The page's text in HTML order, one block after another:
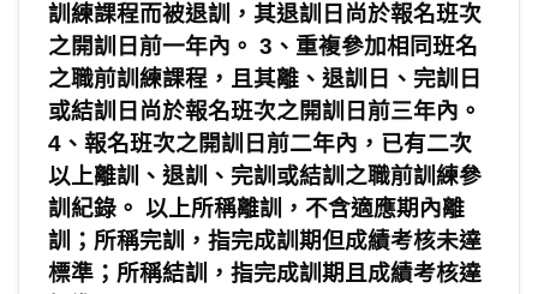
訓練課程而被退訓，其退訓日尚於報名班次
之開訓日前一年內。 3 、重複參加相同班名
之職前訓練課程，且其離、退訓日、完訓日
或結訓日尚於報名班次之開訓日前三年內。
4 、報名班次之開訓日前二年內，已有二次
以上離訓、退訓、完訓或結訓之職前訓練參
訓紀錄。 以上所稱離訓，不含適應期內離
訓；所稱完訓，指完成訓期但成績考核未達
標準；所稱結訓，指完成訓期且成績考核達